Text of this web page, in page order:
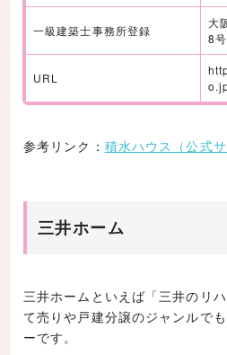
一級建築士事務所登録
大
8
URL
参考リンク： 積水ハウス（公式サ
三井ホーム
三井ホームといえば「三井のリ
て売りや戸建分譲のジャンルで
ーです。